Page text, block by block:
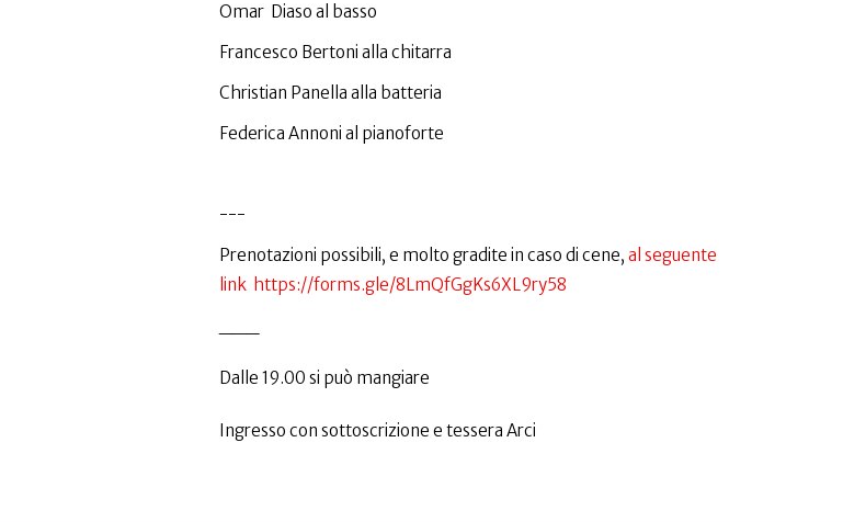
Omar Diaso al basso
Francesco Bertoni alla chitarra
Christian Panella alla batteria
Federica Annoni al pianoforte
---
Prenotazioni possibili, e molto gradite in caso di cene, al seguente
link https://forms.gle/8LmQfGgKs6XL9ry58
Dalle 19.00 si può mangiare
Ingresso con sottoscrizione e tessera Arci